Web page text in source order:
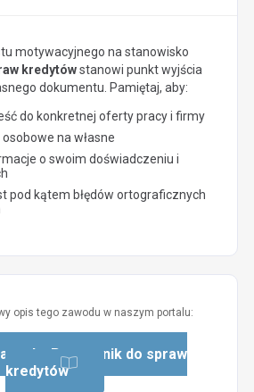
motywacyjnego na stanowisko
kredytówstanowi punkt wyjścia
dokumentu. Pamiętaj, aby:
do konkretnej oferty pracy i firmy
na własne
o swoim doświadczeniu i
pod kątem błędów ortograficznych
opis tego zawodu w naszym portalu:
Pracownik do spraw
kredytów